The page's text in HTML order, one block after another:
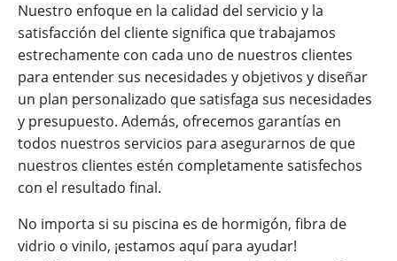
Nuestro enfoque en la calidad del servicio y la
satisfacción del cliente significa que trabajamos
estrechamente con cada uno de nuestros clientes
para entender sus necesidades y objetivos y diseñar
un plan personalizado que satisfaga sus necesidades
y presupuesto. Además, ofrecemos garantías en
todos nuestros servicios para asegurarnos de que
nuestros clientes estén completamente satisfechos
con el resultado final.
No importa si su piscina es de hormigón, fibra de
vidrio o vinilo, ¡estamos aquí para ayudar!